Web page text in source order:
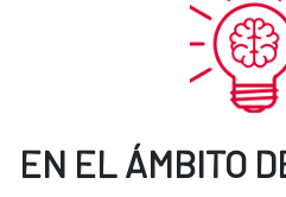
EN EL ÁMBITO